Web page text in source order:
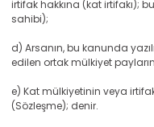
irtifak hakkına (kat irtifakı);
sahibi);
d) Arsanın, bu kanunda
edilen ortak mülkiyet
e) Kat mülkiyetinin veya
(Sözleşme); denir.